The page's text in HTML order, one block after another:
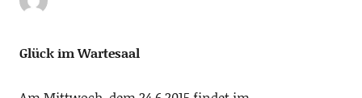
Glück im Wartesaal